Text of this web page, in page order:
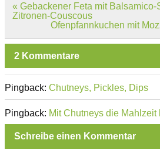
Beitragsnavigation
« Gebackener Feta mit Balsamico-
Zitronen-Couscous
Ofenpfannkuchen mit
2 Kommentare
Pingback: Chutneys, Pickles, Dips
Pingback: Mit Chutneys die Mahlzeit
Schreibe einen Kommentar